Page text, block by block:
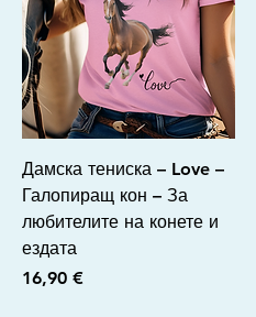
Дамска тениска – Love –
Галопиращ кон – За
любителите на конете и
ездата
Цена
16,90 €